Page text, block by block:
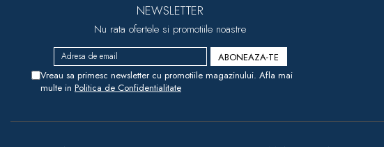
NEWSLETTER
Nu rata ofertele si promotiile noastre
Vreau sa primesc newsletter cu promotiile magazinului. Afla mai
multe in Politica de Confidentialitate